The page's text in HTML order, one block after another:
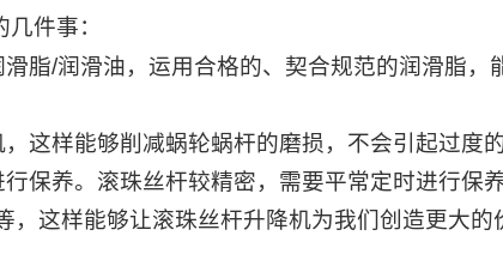
件事：
脂/润滑油，运用合格的、契合规范的润滑脂，
，这样能够削减蜗轮蜗杆的磨损，不会引起过度
保养。滚珠丝杆较精密，需要平常定时进行保
，这样能够让滚珠丝杆升降机为我们创造更大的